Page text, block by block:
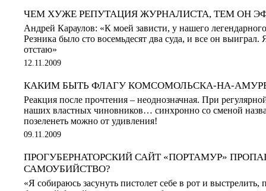
ЧЕМ ХУЖЕ РЕПУТАЦИЯ ЖУРНАЛИСТА, ТЕМ ОН
Андрей Караулов: «К моей зависти, у нашего
Резника было сто восемьдесят два суда, и все он выиграл.
отстаю»
12.11.2009
КАКИМ БЫТЬ ФЛАГУ КОМСОМОЛЬСКА-НА-
Реакция после прочтения – неоднозначная. При
наших властных чиновников… синхронно со сменой
позеленеть можно от удивления!
09.11.2009
ПРОГУБЕРНАТОРСКИЙ САЙТ «ПОРТАМУР»
САМОУБИЙСТВО?
«Я собираюсь засунуть пистолет себе в рот и выстрелить,